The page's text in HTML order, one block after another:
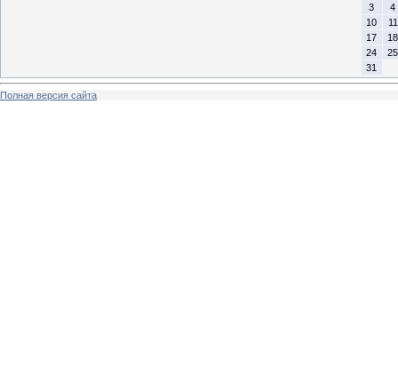
3
4
10
11
17
18
24
25
31
Полная версия сайта